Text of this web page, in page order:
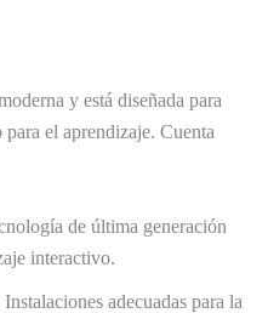
y está diseñada para
el aprendizaje. Cuenta
de última generación
interactivo.
Instalaciones adecuadas para la